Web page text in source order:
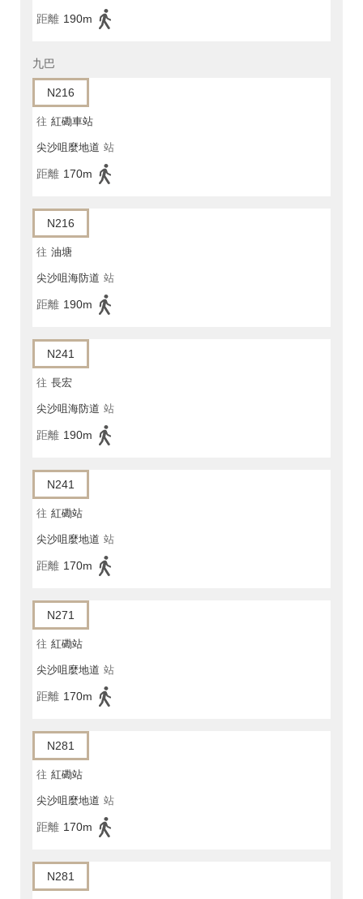
距離 190m
九巴
N216
往 紅磡車站
尖沙咀麼地道 站
距離 170m
N216
往 油塘
尖沙咀海防道 站
距離 190m
N241
往 長宏
尖沙咀海防道 站
距離 190m
N241
往 紅磡站
尖沙咀麼地道 站
距離 170m
N271
往 紅磡站
尖沙咀麼地道 站
距離 170m
N281
往 紅磡站
尖沙咀麼地道 站
距離 170m
N281